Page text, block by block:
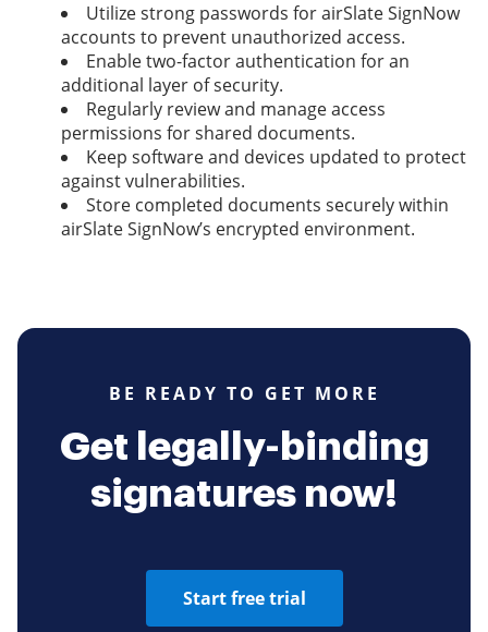
Utilize strong passwords for airSlate SignNow
accounts to prevent unauthorized access.
Enable two-factor authentication for an
additional layer of security.
Regularly review and manage access
permissions for shared documents.
Keep software and devices updated to protect
against vulnerabilities.
Store completed documents securely within
airSlate SignNow’s encrypted environment.
BE READY TO GET MORE
Get legally-binding
signatures now!
Start free trial